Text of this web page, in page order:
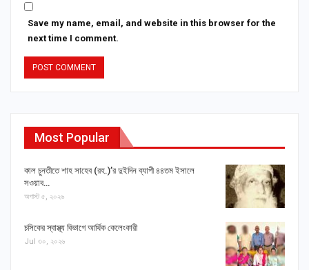
Save my name, email, and website in this browser for the
next time I comment.
Most Popular
কাল চুনতীতে শাহ সাহেব (রহ.)’র দুইদিন ব্যাপী ৪৪তম ইসালে
সওয়াব…
অগাস্ট ৫, ২০২৬
চসিকের স্বাস্থ্য বিভাগে আর্থিক কেলেংকারী
Jul ৩০, ২০২৬